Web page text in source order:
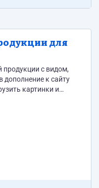
для
продукции с видом,
дополнение к сайту
картинки и